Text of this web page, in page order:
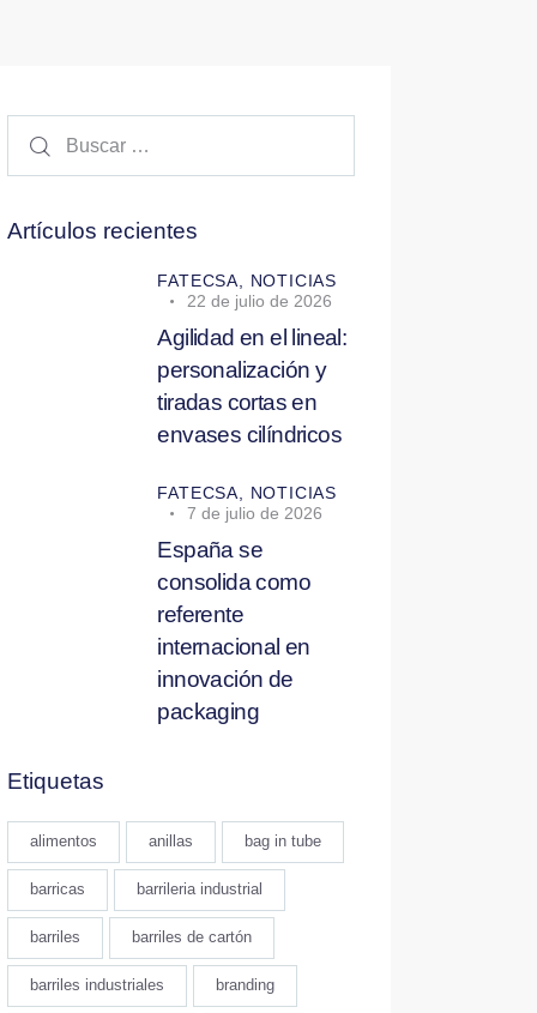
Artículos recientes
FATECSA, NOTICIAS
22 de julio de 2026
Agilidad en el lineal:
personalización y
tiradas cortas en
envases cilíndricos
FATECSA, NOTICIAS
7 de julio de 2026
España se
consolida como
referente
internacional en
innovación de
packaging
Etiquetas
alimentos anillas bag in tube
barricas barrileria industrial
barriles barriles de cartón
barriles industriales branding